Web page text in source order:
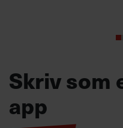
Skriv som
app